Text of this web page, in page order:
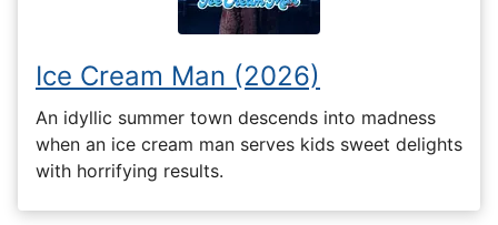
Ice Cream Man (2026)
An idyllic summer town descends into madness
when an ice cream man serves kids sweet delights
with horrifying results.